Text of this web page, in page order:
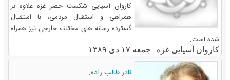
کاروان آسیایی شکست حصر غزه علاوه بر
همراهی و استقبال مردمی، با استقبال
گسترده رسانه های مختلف خارجی نیز همراه
شده است.
کاروان آسیایی غزه | جمعه ۱۷ دی ۱۳۸۹
نادر طالب زاده: